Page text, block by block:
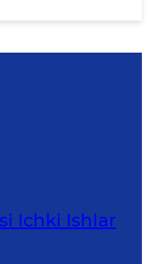
Ichki Ishlаr